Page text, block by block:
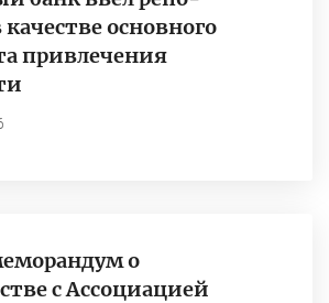
основного
привлечения
о
с Ассоциацией